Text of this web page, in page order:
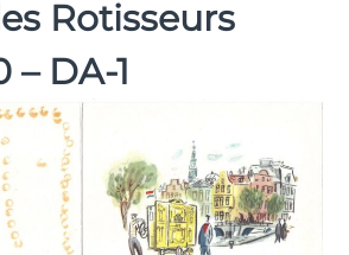
Rotisseurs
– DA-1